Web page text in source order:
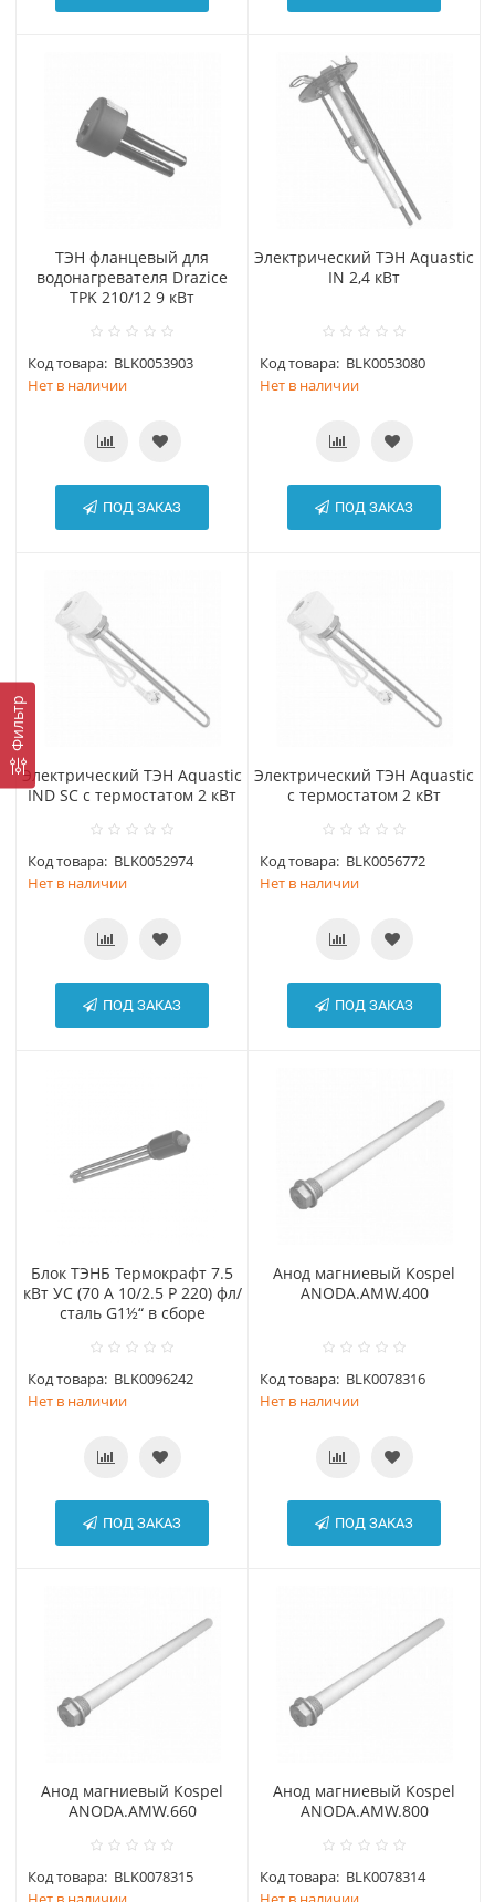
Фильтр
ТЭН фланцевый для
водонагревателя Drazice
TPK 210/12 9 кВт
Код товара: BLK0053903
Нет в наличии
ПОД ЗАКАЗ
Электрический ТЭН Aquastic
IN 2,4 кВт
Код товара: BLK0053080
Нет в наличии
ПОД ЗАКАЗ
Электрический ТЭН Aquastic
IND SC с термостатом 2 кВт
Код товара: BLK0052974
Нет в наличии
ПОД ЗАКАЗ
Электрический ТЭН Aquastic
с термостатом 2 кВт
Код товара: BLK0056772
Нет в наличии
ПОД ЗАКАЗ
Блок ТЭНБ Термокрафт 7.5
кВт УС (70 A 10/2.5 P 220) фл/
сталь G1½“ в сборе
Код товара: BLK0096242
Нет в наличии
ПОД ЗАКАЗ
Анод магниевый Kospel
АNODA.AMW.400
Код товара: BLK0078316
Нет в наличии
ПОД ЗАКАЗ
Анод магниевый Kospel
АNODA.AMW.660
Код товара: BLK0078315
Анод магниевый Kospel
АNODA.AMW.800
Код товара: BLK0078314